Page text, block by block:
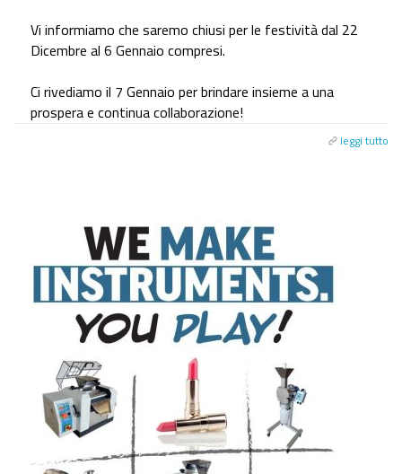
Vi informiamo che saremo chiusi per le festività dal 22
Dicembre al 6 Gennaio compresi.
Ci rivediamo il 7 Gennaio per brindare insieme a una
prospera e continua collaborazione!
leggi tutto